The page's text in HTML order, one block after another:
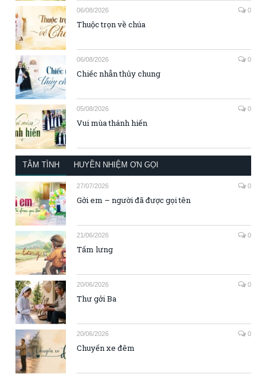
06/08/2026 0
Thuộc trọn về chúa
06/08/2026 0
Chiếc nhẫn thủy chung
05/08/2026 0
Vui mùa thánh hiến
TÂM TÌNH HUYỀN NHIỆM ƠN GỌI
27/07/2026 0
Gởi em – người đã được gọi tên
21/06/2026 0
Tấm lưng
20/06/2026 0
Thư gởi Ba
20/06/2026 0
Chuyến xe đêm